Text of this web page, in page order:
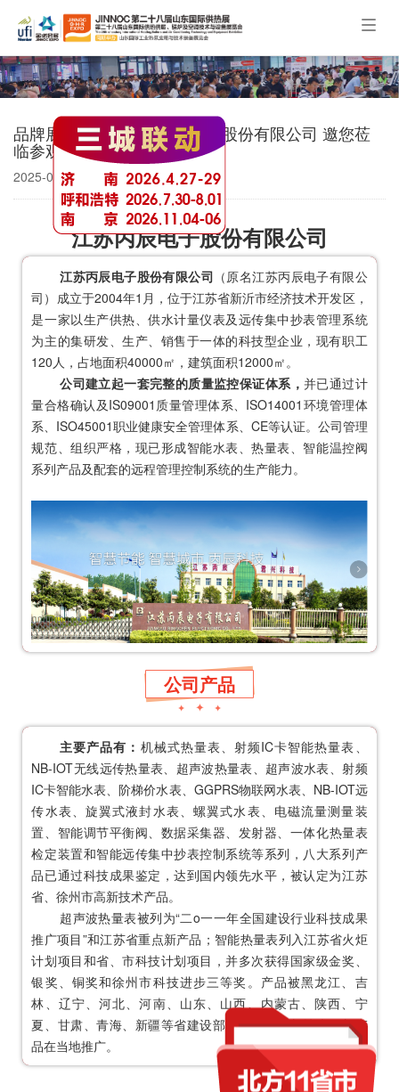
品牌展商推荐：江苏丙辰电子股份有限公司 邀您莅
临参观！
2025-06-23 08:52
江苏丙辰电子股份有限公司
江苏丙辰电子股份有限公司 （原名江苏丙辰电子有限公
司）成立于2004年1月，位于江苏省新沂市经济技术开发区，
是一家以生产供热、供水计量仪表及远传集中抄表管理系统
为主的集研发、生产、销售于一体的科技型企业，现有职工
120人，占地面积40000㎡，建筑面积12000㎡。
公司建立起一套完整的质量监控保证体系， 并已通过计
量合格确认及IS09001质量管理体系、ISO14001环境管理体
系、ISO45001职业健康安全管理体系、CE等认证。公司管理
规范、组织严格，现已形成智能水表、热量表、智能温控阀
系列产品及配套的远程管理控制系统的生产能力。
公司产品
✦ ✦ ✦
主要产品有： 机械式热量表、射频IC卡智能热量表、
NB-IOT无线远传热量表、超声波热量表、超声波水表、射频
IC卡智能水表、阶梯价水表、GGPRS物联网水表、NB-IOT远
传水表、旋翼式液封水表、螺翼式水表、电磁流量测量装
置、智能调节平衡阀 、数据采集器、发射器、一体化热量表
检定装置和智能远传集中抄表控制系统等系列，八大系列产
品已通过科技成果鉴定，达到国内领先水平，被认定为江苏
省、徐州市高新技术产品。
超声波热量表被列为“二o一一年全国建设行业科技成果
推广项目”和江苏省重点新产品；智能热量表列入江苏省火炬
计划项目和省、市科技计划项目，并多次获得国家级金奖、
银奖、铜奖和徐州市科技进步三等奖。产品被黑龙江、吉
林、辽宁、河北、河南、山东、山西、内蒙古、陕西、宁
夏、甘肃、青海、新疆等省建设部门列为建设新技术、新产
品在当地推广。